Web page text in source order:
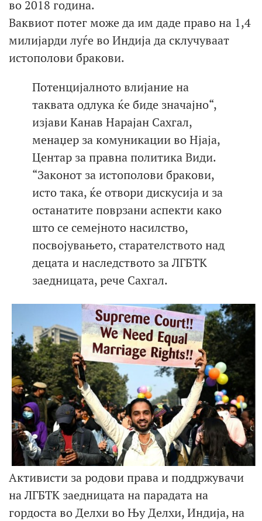
во 2018 година.
Ваквиот потег може да им даде право на 1,4
милијарди луѓе во Индија да склучуваат
истополови бракови.
Потенцијалното влијание на
таквата одлука ќе биде значајно“,
изјави Канав Нарајан Сахгал,
менаџер за комуникации во Нјаја,
Центар за правна политика Види.
“Законот за истополови бракови,
исто така, ќе отвори дискусија и за
останатите поврзани аспекти како
што се семејното насилство,
посвојувањето, старателството над
децата и наследството за ЛГБТК
заедницата, рече Сахгал.
Активисти за родови права и поддржувачи
на ЛГБТК заедницата на парадата на
гордоста во Делхи во Њу Делхи, Индија, на